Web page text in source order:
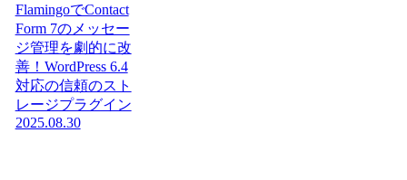
FlamingoでContact
Form 7のメッセー
ジ管理を劇的に改
善！WordPress 6.4
対応の信頼のスト
レージプラグイン
2025.08.30